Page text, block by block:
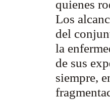
quienes
Los
del
la
de sus
siempre,